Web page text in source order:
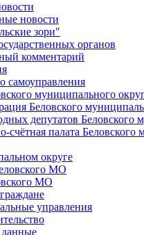
новости
зори"
органов
комментарий
самоуправления
муниципального
Беловского
депутатов Беловского
счётная палата Беловского
округе
МО
МО
управления